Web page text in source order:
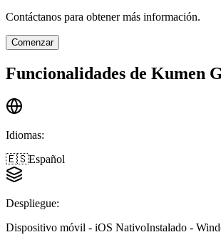
Contáctanos para obtener más información.
Comenzar
Funcionalidades de Kumen
Idiomas:
🇪🇸Español
Despliegue:
Dispositivo móvil - iOS NativoInstalado -